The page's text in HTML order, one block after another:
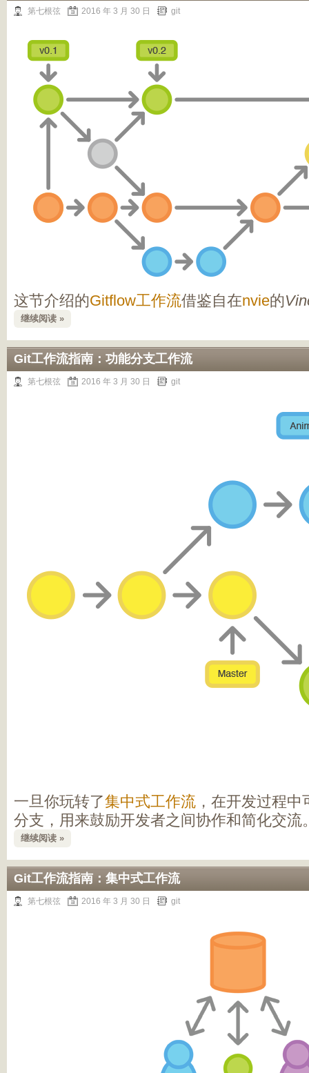
第七根弦 2016 年 3 月 30 日 git
这节介绍的Gitflow工作流借鉴自在nvie的
继续阅读 »
Git工作流指南：功能分支工作流
第七根弦 2016 年 3 月 30 日 git
一旦你玩转了集中式工作流 ，在开发过程
分支，用来鼓励开发者之间协作和简化交流
继续阅读 »
Git工作流指南：集中式工作流
第七根弦 2016 年 3 月 30 日 git